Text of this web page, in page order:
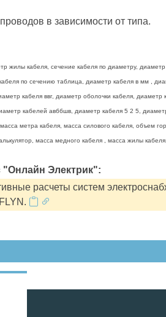
в зависимости от типа.
жилы кабеля, сечение кабеля по диаметру,
по сечению таблица, диаметр кабеля в мм ,
кабеля ввг, диаметр оболочки кабеля,
кабелей авббшв, диаметр кабеля 5 2 5,
метра кабеля, масса силового кабеля, объем
масса медного кабеля , масса жилы
"Онлайн Электрик":
расчеты систем